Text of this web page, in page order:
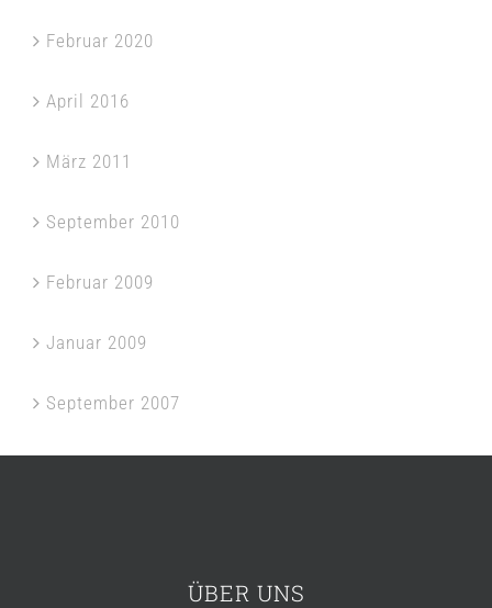
Februar 2020
April 2016
März 2011
September 2010
Februar 2009
Januar 2009
September 2007
ÜBER UNS